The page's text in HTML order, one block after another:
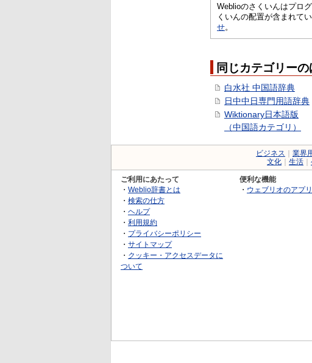
Weblioのさくいんはプロ
くいんの配置が含まれて
せ。
同じカテゴリー
白水社 中国語辞典
日中中日専門用語辞典
Wiktionary日本語版
（中国語カテゴリ）
ビジネス 業界
文化
生活
ご利用にあたって
・ Weblio辞書とは
・ 検索の仕方
・ ヘルプ
・ 利用規約
・ プライバシーポリシー
・ サイトマップ
・ クッキー・アクセスデータに
ついて
便利な機能
・ ウェブリオのアプリ